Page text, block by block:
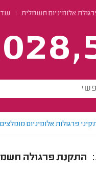
אלומיניום חשמלית
פרגולות אלומיניום מומלצים
התקנת פרגולה